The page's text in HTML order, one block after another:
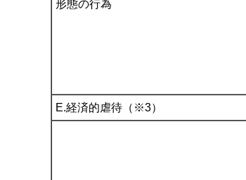
形態の行為
E.経済的虐待（※3）